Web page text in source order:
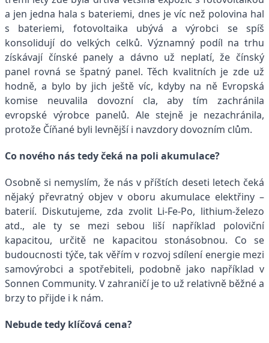
a jen jedna hala s bateriemi, dnes je víc než polovina hal
s bateriemi, fotovoltaika ubývá a výrobci se spíš
konsolidují do velkých celků. Významný podíl na trhu
získávají čínské panely a dávno už neplatí, že čínský
panel rovná se špatný panel. Těch kvalitních je zde už
hodně, a bylo by jich ještě víc, kdyby na ně Evropská
komise neuvalila dovozní cla, aby tím zachránila
evropské výrobce panelů. Ale stejně je nezachránila,
protože Číňané byli levnější i navzdory dovozním clům.
Co nového nás tedy čeká na poli akumulace?
Osobně si nemyslím, že nás v příštích deseti letech čeká
nějaký převratný objev v oboru akumulace elektřiny –
baterií. Diskutujeme, zda zvolit Li-Fe-Po, lithium-železo
atd., ale ty se mezi sebou liší například poloviční
kapacitou, určitě ne kapacitou stonásobnou. Co se
budoucnosti týče, tak věřím v rozvoj sdílení energie mezi
samovýrobci a spotřebiteli, podobně jako například v
Sonnen Community. V zahraničí je to už relativně běžné a
brzy to přijde i k nám.
Nebude tedy klíčová cena?